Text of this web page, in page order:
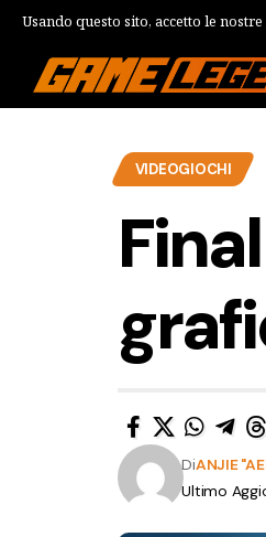
Usando questo sito, accetto le nostre
VIDEOGIOCHI
Ultimo
DiANJIE